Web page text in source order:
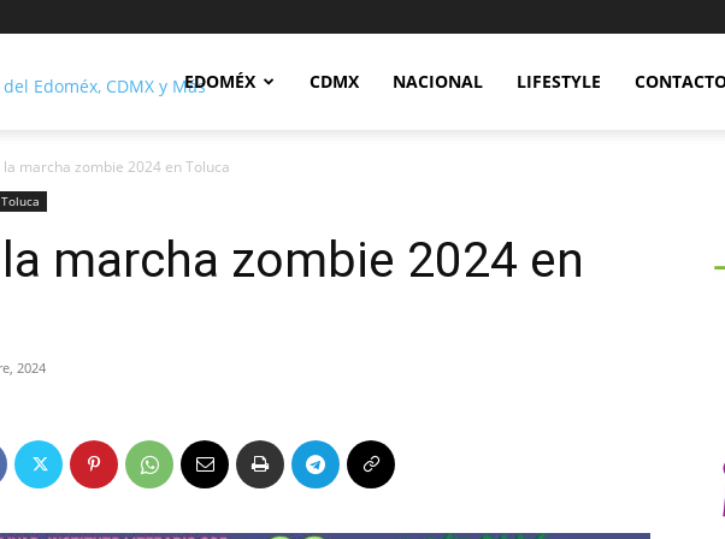
Notidex
EDOMÉX CDMX NACIONAL LIFESTYLE
marcha zombie 2024 en Toluca
Toluca
marcha zombie 2024 en
2024